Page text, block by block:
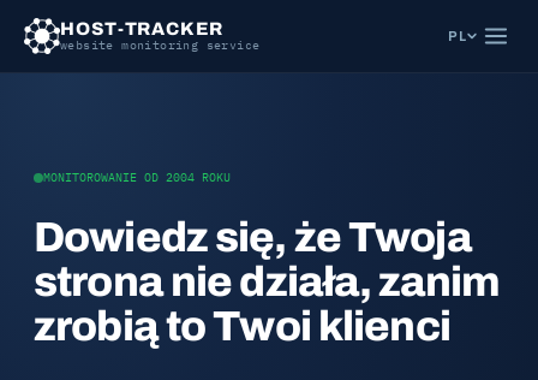
HOST-TRACKER
website monitoring service
PL
MONITOROWANIE OD 2004 ROKU
Dowiedz się, że Twoja
strona nie działa, zanim
zrobią to Twoi klienci